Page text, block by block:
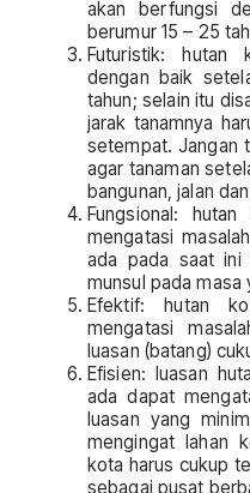
akan berfungsi
berumur 15 – 25
Futuristik: hutan
dengan baik
tahun; selain itu
jarak tanamnya
setempat. Jangan
agar tanaman
bangunan, jalan
Fungsional:
mengatasi
ada pada saat ini
munsul pada masa
Efektif: hutan
mengatasi
luasan (batang)
Efisien: luasan
ada dapat
luasan yang
mengingat lahan
kota harus cukup
sebagai pusat